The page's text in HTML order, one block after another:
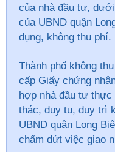
của nhà đầu tư,
của UBND quận
dụng, không thu phí.
Thành phố không
cấp Giấy chứng
hợp nhà đầu tư
thác, duy tu, duy trì
UBND quận Long
chấm dứt việc giao